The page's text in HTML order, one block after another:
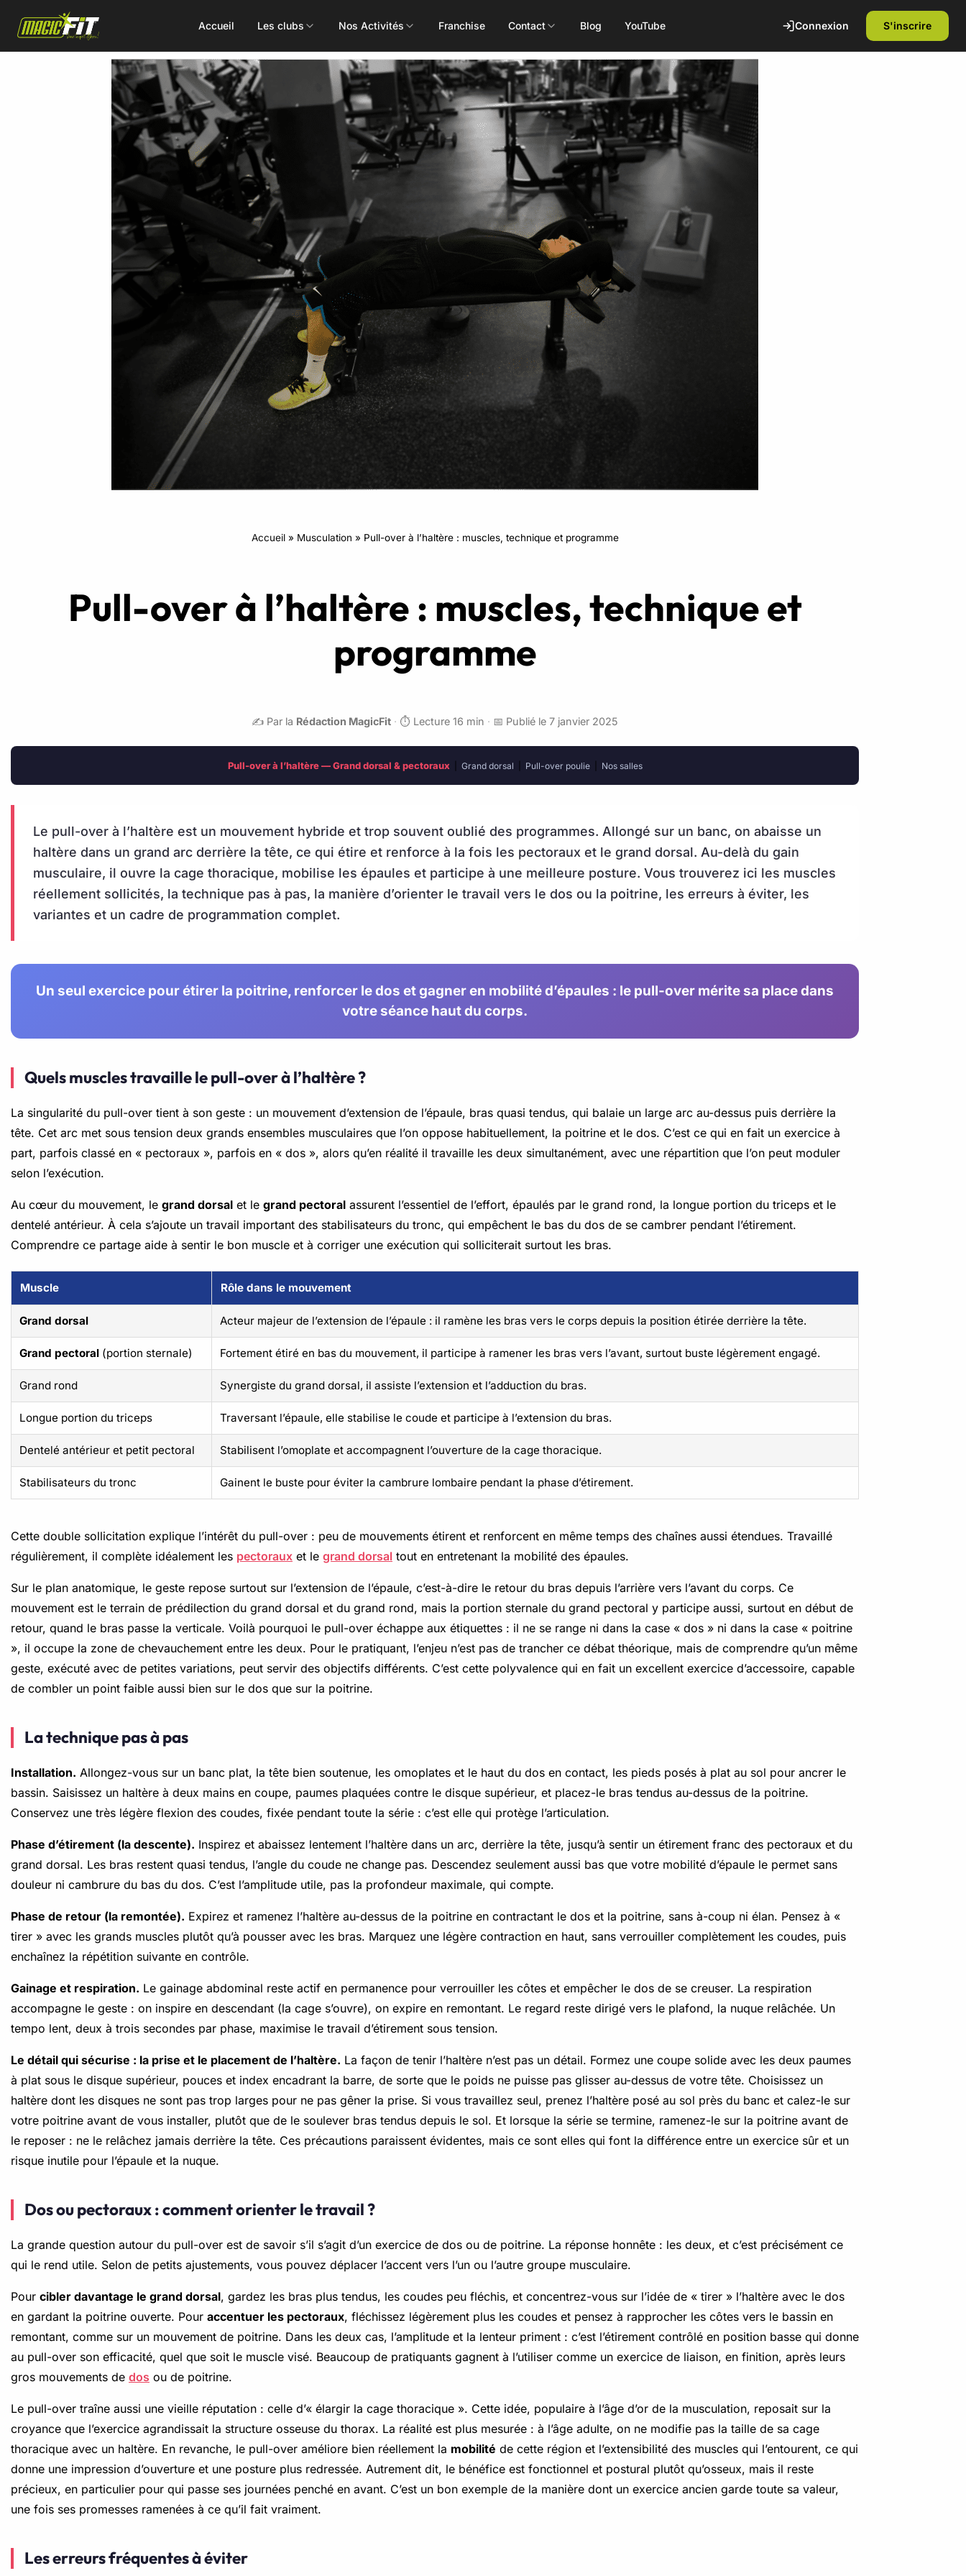
Accueil Les clubs Nos Activités
DÉCOUVREZ NOS 75 ACTIVITÉS Toutes les activités
Renforcement
Doux / Yoga
Small Group
Coaching
Functional
Les Mills
Body Pump
Body Attack
Body Balance
RPM
Aléop Cardio
Aléop Force
Booty Shape
Pôle Santé
Massages
Ostéopathe
Fitness Kids
Zumba Kids
Franchise Contact Blog YouTube Connexion S'inscrire
Accueil» Musculation » Pull-over à l’haltère : muscles, technique et programme
Pull-over à l’haltère : muscles, technique et
programme
✍️ Par la Rédaction MagicFit · ⏱️ Lecture 16 min · 📅 Publié le 7 janvier 2025
Pull-over à l’haltère — Grand dorsal & pectoraux| Grand dorsal Pull-over poulie| Nos salles
Le pull-over à l’haltère est un mouvement hybride et trop souvent oublié des programmes. Allongé sur un banc, on abaisse un
haltère dans un grand arc derrière la tête, ce qui étire et renforce à la fois les pectoraux et le grand dorsal. Au-delà du gain
musculaire, il ouvre la cage thoracique, mobilise les épaules et participe à une meilleure posture. Vous trouverez ici les muscles
réellement sollicités, la technique pas à pas, la manière d’orienter le travail vers le dos ou la poitrine, les erreurs à éviter, les
variantes et un cadre de programmation complet.
Un seul exercice pour étirer la poitrine, renforcer le dos et gagner en mobilité d’épaules : le pull-over mérite sa place dans
votre séance haut du corps.
Quels muscles travaille le pull-over à l’haltère ?
La singularité du pull-over tient à son geste : un mouvement d’extension de l’épaule, bras quasi tendus, qui balaie un large arc au-dessus puis derrière la
tête. Cet arc met sous tension deux grands ensembles musculaires que l’on oppose habituellement, la poitrine et le dos. C’est ce qui en fait un exercice à
part, parfois classé en « pectoraux », parfois en « dos », alors qu’en réalité il travaille les deux simultanément, avec une répartition que l’on peut moduler
selon l’exécution.
Au cœur du mouvement, le grand dorsal et le grand pectoral assurent l’essentiel de l’effort, épaulés par le grand rond, la longue portion du triceps et le
dentelé antérieur. À cela s’ajoute un travail important des stabilisateurs du tronc, qui empêchent le bas du dos de se cambrer pendant l’étirement.
Comprendre ce partage aide à sentir le bon muscle et à corriger une exécution qui solliciterait surtout les bras.
Muscle Rôle dans le mouvement
Grand dorsal Acteur majeur de l’extension de l’épaule : il ramène les bras vers le corps depuis la position étirée derrière la tête.
Grand pectoral (portion sternale) Fortement étiré en bas du mouvement, il participe à ramener les bras vers l’avant, surtout buste légèrement engagé.
Grand rond Synergiste du grand dorsal, il assiste l’extension et l’adduction du bras.
Longue portion du triceps Traversant l’épaule, elle stabilise le coude et participe à l’extension du bras.
Dentelé antérieur et petit pectoral Stabilisent l’omoplate et accompagnent l’ouverture de la cage thoracique.
Stabilisateurs du tronc Gainent le buste pour éviter la cambrure lombaire pendant la phase d’étirement.
Cette double sollicitation explique l’intérêt du pull-over : peu de mouvements étirent et renforcent en même temps des chaînes aussi étendues. Travaillé
régulièrement, il complète idéalement les pectoraux et le grand dorsal tout en entretenant la mobilité des épaules.
Sur le plan anatomique, le geste repose surtout sur l’extension de l’épaule, c’est-à-dire le retour du bras depuis l’arrière vers l’avant du corps. Ce
mouvement est le terrain de prédilection du grand dorsal et du grand rond, mais la portion sternale du grand pectoral y participe aussi, surtout en début de
retour, quand le bras passe la verticale. Voilà pourquoi le pull-over échappe aux étiquettes : il ne se range ni dans la case « dos » ni dans la case « poitrine
», il occupe la zone de chevauchement entre les deux. Pour le pratiquant, l’enjeu n’est pas de trancher ce débat théorique, mais de comprendre qu’un même
geste, exécuté avec de petites variations, peut servir des objectifs différents. C’est cette polyvalence qui en fait un excellent exercice d’accessoire, capable
de combler un point faible aussi bien sur le dos que sur la poitrine.
La technique pas à pas
Installation. Allongez-vous sur un banc plat, la tête bien soutenue, les omoplates et le haut du dos en contact, les pieds posés à plat au sol pour ancrer le
bassin. Saisissez un haltère à deux mains en coupe, paumes plaquées contre le disque supérieur, et placez-le bras tendus au-dessus de la poitrine.
Conservez une très légère flexion des coudes, fixée pendant toute la série : c’est elle qui protège l’articulation.
Phase d’étirement (la descente). Inspirez et abaissez lentement l’haltère dans un arc, derrière la tête, jusqu’à sentir un étirement franc des pectoraux et du
grand dorsal. Les bras restent quasi tendus, l’angle du coude ne change pas. Descendez seulement aussi bas que votre mobilité d’épaule le permet sans
douleur ni cambrure du bas du dos. C’est l’amplitude utile, pas la profondeur maximale, qui compte.
Phase de retour (la remontée). Expirez et ramenez l’haltère au-dessus de la poitrine en contractant le dos et la poitrine, sans à-coup ni élan. Pensez à «
tirer » avec les grands muscles plutôt qu’à pousser avec les bras. Marquez une légère contraction en haut, sans verrouiller complètement les coudes, puis
enchaînez la répétition suivante en contrôle.
Gainage et respiration. Le gainage abdominal reste actif en permanence pour verrouiller les côtes et empêcher le dos de se creuser. La respiration
accompagne le geste : on inspire en descendant (la cage s’ouvre), on expire en remontant. Le regard reste dirigé vers le plafond, la nuque relâchée. Un
tempo lent, deux à trois secondes par phase, maximise le travail d’étirement sous tension.
Le détail qui sécurise : la prise et le placement de l’haltère. La façon de tenir l’haltère n’est pas un détail. Formez une coupe solide avec les deux paumes
à plat sous le disque supérieur, pouces et index encadrant la barre, de sorte que le poids ne puisse pas glisser au-dessus de votre tête. Choisissez un
haltère dont les disques ne sont pas trop larges pour ne pas gêner la prise. Si vous travaillez seul, prenez l’haltère posé au sol près du banc et calez-le sur
votre poitrine avant de vous installer, plutôt que de le soulever bras tendus depuis le sol. Et lorsque la série se termine, ramenez-le sur la poitrine avant de
le reposer : ne le relâchez jamais derrière la tête. Ces précautions paraissent évidentes, mais ce sont elles qui font la différence entre un exercice sûr et un
risque inutile pour l’épaule et la nuque.
Dos ou pectoraux : comment orienter le travail ?
La grande question autour du pull-over est de savoir s’il s’agit d’un exercice de dos ou de poitrine. La réponse honnête : les deux, et c’est précisément ce
qui le rend utile. Selon de petits ajustements, vous pouvez déplacer l’accent vers l’un ou l’autre groupe musculaire.
Pour cibler davantage le grand dorsal, gardez les bras plus tendus, les coudes peu fléchis, et concentrez-vous sur l’idée de « tirer » l’haltère avec le dos
en gardant la poitrine ouverte. Pour accentuer les pectoraux, fléchissez légèrement plus les coudes et pensez à rapprocher les côtes vers le bassin en
remontant, comme sur un mouvement de poitrine. Dans les deux cas, l’amplitude et la lenteur priment : c’est l’étirement contrôlé en position basse qui donne
au pull-over son efficacité, quel que soit le muscle visé. Beaucoup de pratiquants gagnent à l’utiliser comme un exercice de liaison, en finition, après leurs
gros mouvements de dos ou de poitrine.
Le pull-over traîne aussi une vieille réputation : celle d’« élargir la cage thoracique ». Cette idée, populaire à l’âge d’or de la musculation, reposait sur la
croyance que l’exercice agrandissait la structure osseuse du thorax. La réalité est plus mesurée : à l’âge adulte, on ne modifie pas la taille de sa cage
thoracique avec un haltère. En revanche, le pull-over améliore bien réellement la mobilité de cette région et l’extensibilité des muscles qui l’entourent, ce qui
donne une impression d’ouverture et une posture plus redressée. Autrement dit, le bénéfice est fonctionnel et postural plutôt qu’osseux, mais il reste
précieux, en particulier pour qui passe ses journées penché en avant. C’est un bon exemple de la manière dont un exercice ancien garde toute sa valeur,
une fois ses promesses ramenées à ce qu’il fait vraiment.
Les erreurs fréquentes à éviter